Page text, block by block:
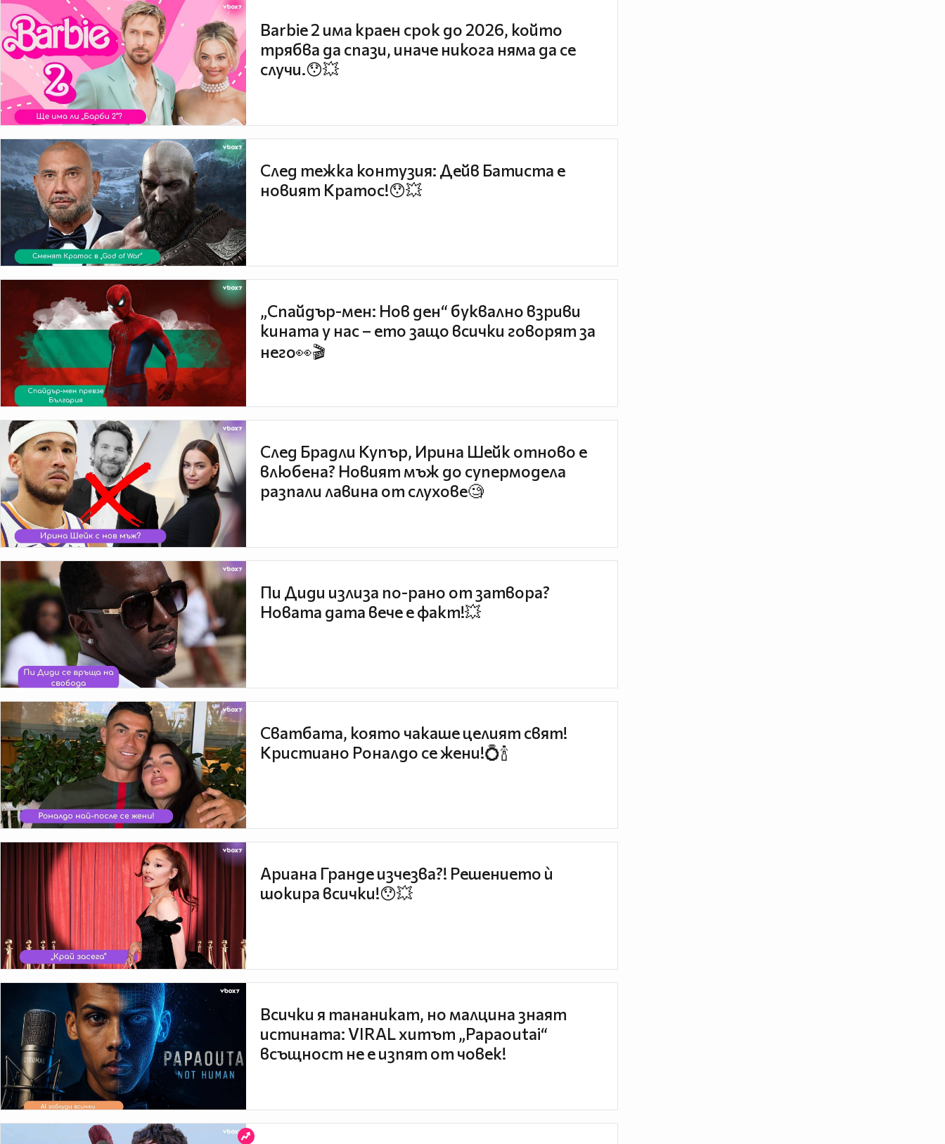
Barbie 2 има краен срок до 2026, който
трябва да спази, иначе никога няма да се
случи.😯💥
След тежка контузия: Дейв Батиста е
новият Кратос!😯💥
„Спайдър-мен: Нов ден“ буквално взриви
кината у нас – ето защо всички говорят за
него👀🎬
След Брадли Купър, Ирина Шейк отново е
влюбена? Новият мъж до супермодела
разпали лавина от слухове🧐
Пи Диди излиза по-рано от затвора?
Новата дата вече е факт!💥
Сватбата, която чакаше целият свят!
Кристиано Роналдо се жени!💍🍾
Ариана Гранде изчезва?! Решението ѝ
шокира всички!😯💥
Всички я тананикат, но малцина знаят
истината: VIRAL хитът „Papaoutai“
всъщност не е изпят от човек!